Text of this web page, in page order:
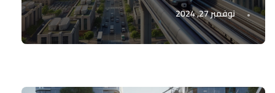
نوفمبر 27, 2024